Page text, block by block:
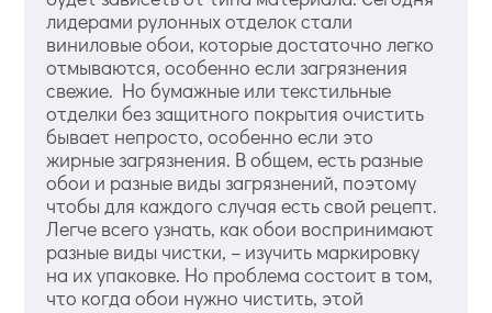
лидерами рулонных отделок стали
виниловые обои, которые достаточно легко
отмываются, особенно если загрязнения
свежие. Но бумажные или текстильные
отделки без защитного покрытия очистить
бывает непросто, особенно если это
жирные загрязнения. В общем, есть разные
обои и разные виды загрязнений, поэтому
чтобы для каждого случая есть свой рецепт.
Легче всего узнать, как обои воспринимают
разные виды чистки, – изучить маркировку
на их упаковке. Но проблема состоит в том,
что когда обои нужно чистить, этой